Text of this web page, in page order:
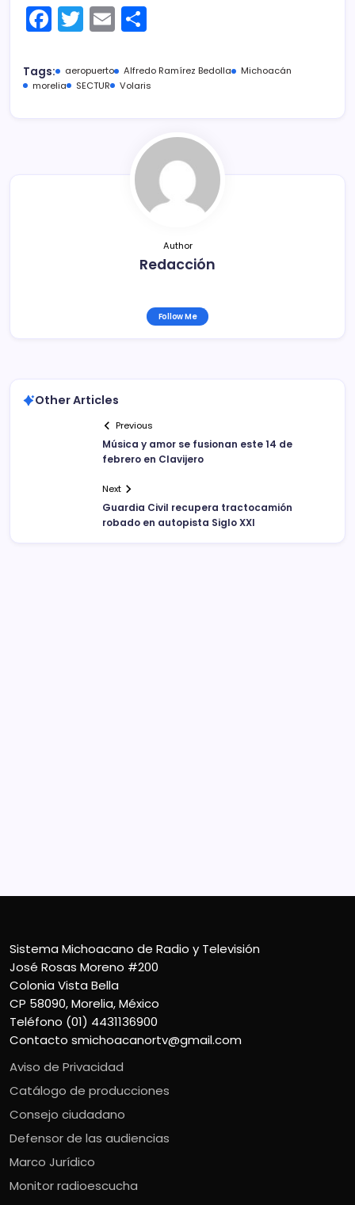
F
a
c
e
T
w
itt
er
E
m
ai
l
m
p
tir
Tags: aeropuerto Alfredo Ramírez Bedolla
Michoacán
morelia
SECTUR Volaris
Author
Redacción
Follow Me
Other Articles
Previous
Música y amor se fusionan este 14 de
febrero en Clavijero
Next
Guardia Civil recupera tractocamión
robado en autopista Siglo XXI
Sistema Michoacano de Radio y Televisión
José Rosas Moreno #200
Colonia Vista Bella
CP 58090, Morelia, México
Teléfono (01) 4431136900
Contacto smichoacanortv@gmail.com
Aviso de Privacidad
Catálogo de producciones
Consejo ciudadano
Defensor de las audiencias
Marco Jurídico
Monitor radioescucha